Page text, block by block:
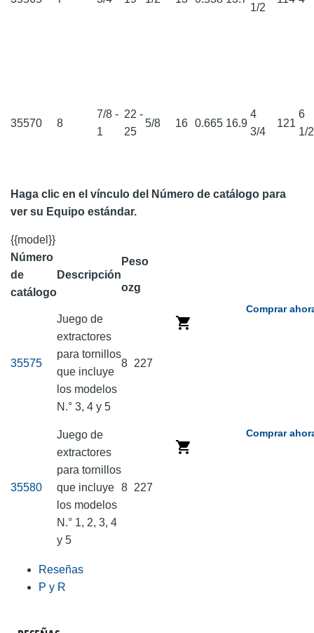
1/2
35570 8
7/8 -
1
22 -
25
5/8 16 0.665 16.9
4
3/4
121
6
1/
Haga clic en el vínculo del Número de catálogo para
ver su Equipo estándar.
{{model}}
Número
de
catálogo
Descripción
Peso
ozg
35575
Juego de
extractores
para tornillos
que incluye
los modelos
N.° 3, 4 y 5
8 227
Comprar
35580
Juego de
extractores
para tornillos
que incluye
los modelos
N.° 1, 2, 3, 4
y 5
8 227
Comprar
Reseñas
P y R